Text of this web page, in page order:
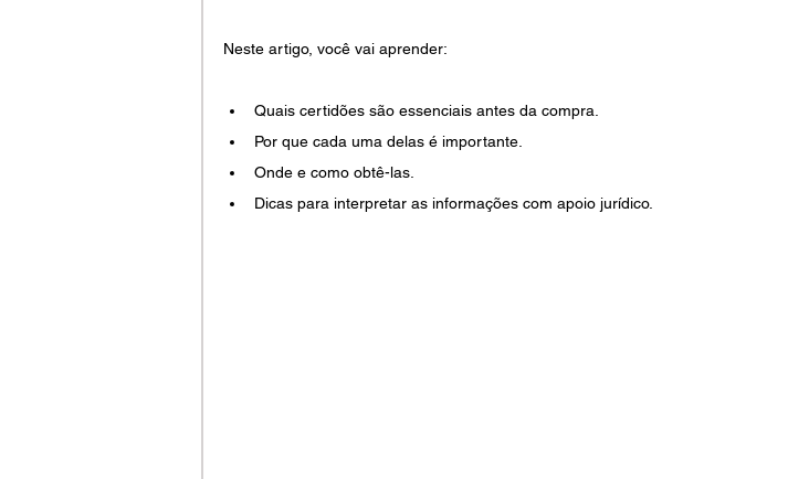
Neste artigo, você vai aprender:
Quais certidões são essenciais antes da compra.
Por que cada uma delas é importante.
Onde e como obtê-las.
Dicas para interpretar as informações com apoio jurídico.